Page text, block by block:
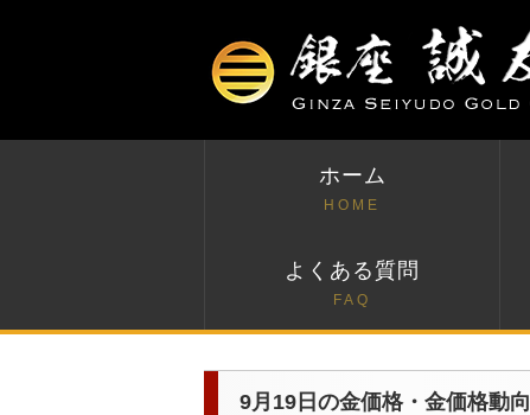
ホーム
HOME
よくある質問
FAQ
9月19日の金価格・金価格動向